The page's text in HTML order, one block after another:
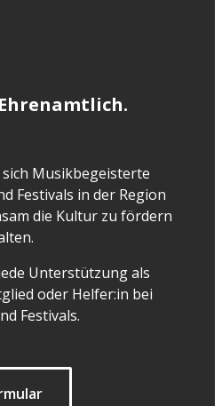
Musikbegeisterte
Festivals in der Region
die Kultur zu fördern
Unterstützung als
oder Helfer:in bei
Festivals.